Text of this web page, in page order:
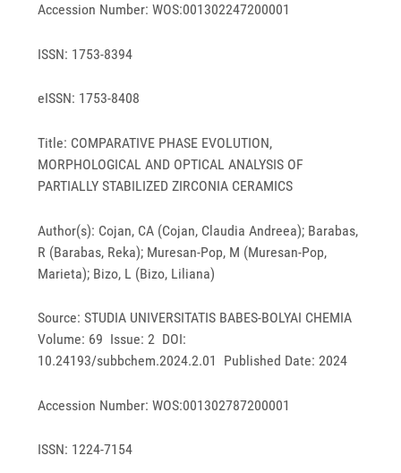
Accession Number: WOS:001302247200001
ISSN: 1753-8394
eISSN: 1753-8408
Title: COMPARATIVE PHASE EVOLUTION,
MORPHOLOGICAL AND OPTICAL ANALYSIS OF
PARTIALLY STABILIZED ZIRCONIA CERAMICS
Author(s): Cojan, CA (Cojan, Claudia Andreea); Barabas,
R (Barabas, Reka); Muresan-Pop, M (Muresan-Pop,
Marieta); Bizo, L (Bizo, Liliana)
Source: STUDIA UNIVERSITATIS BABES-BOLYAI CHEMIA
Volume: 69 Issue: 2 DOI:
10.24193/subbchem.2024.2.01 Published Date: 2024
Accession Number: WOS:001302787200001
ISSN: 1224-7154